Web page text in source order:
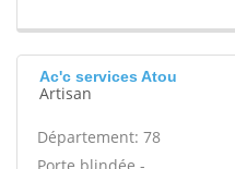
Ac'c services Atou
Artisan
Département: 78